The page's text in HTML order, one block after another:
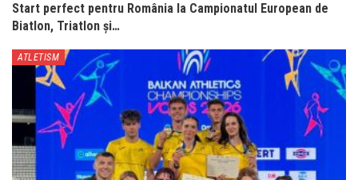
Start perfect pentru România la Campionatul European de
Biatlon, Triatlon și…
ATLETISM